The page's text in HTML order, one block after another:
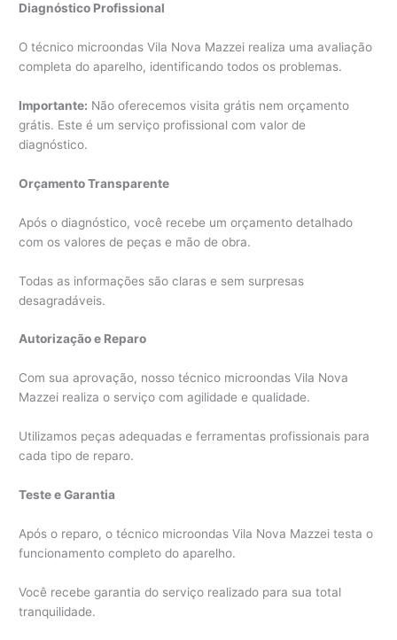
Diagnóstico Profissional
O técnico microondas Vila Nova Mazzei realiza uma avaliação
completa do aparelho, identificando todos os problemas.
Importante: Não oferecemos visita grátis nem orçamento
grátis. Este é um serviço profissional com valor de
diagnóstico.
Orçamento Transparente
Após o diagnóstico, você recebe um orçamento detalhado
com os valores de peças e mão de obra.
Todas as informações são claras e sem surpresas
desagradáveis.
Autorização e Reparo
Com sua aprovação, nosso técnico microondas Vila Nova
Mazzei realiza o serviço com agilidade e qualidade.
Utilizamos peças adequadas e ferramentas profissionais para
cada tipo de reparo.
Teste e Garantia
Após o reparo, o técnico microondas Vila Nova Mazzei testa o
funcionamento completo do aparelho.
Você recebe garantia do serviço realizado para sua total
tranquilidade.